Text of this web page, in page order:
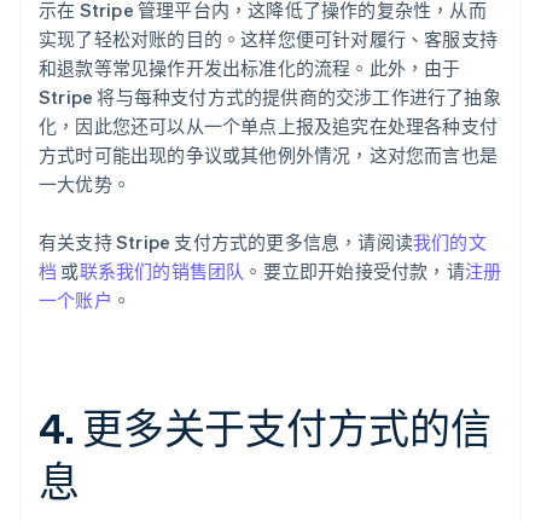
示在 Stripe 管理平台内，这降低了操作的复杂性，从而
实现了轻松对账的目的。这样您便可针对履行、客服支持
和退款等常见操作开发出标准化的流程。此外，由于
Stripe 将与每种支付方式的提供商的交涉工作进行了抽象
化，因此您还可以从一个单点上报及追究在处理各种支付
方式时可能出现的争议或其他例外情况，这对您而言也是
一大优势。
有关支持 Stripe 支付方式的更多信息，请阅读我们的文
档 或联系我们的销售团队 。要立即开始接受付款，请注册
一个账户 。
4. 更多关于支付方式的信
息
English
比利时
Nederlands FrançaisDeutsch English
波兰
English
丹麦
English
德国
FrançaisEnglish
芬兰
English
Français
捷克
English